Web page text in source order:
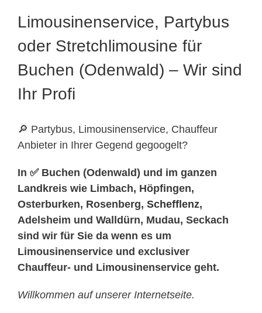
Limousinenservice, Partybus
oder Stretchlimousine für
Buchen (Odenwald) – Wir sind
Ihr Profi
🔎 Partybus, Limousinenservice, Chauffeur
Anbieter in Ihrer Gegend gegoogelt?
In ✅ Buchen (Odenwald) und im ganzen
Landkreis wie Limbach, Höpfingen,
Osterburken, Rosenberg, Schefflenz,
Adelsheim und Walldürn, Mudau, Seckach
sind wir für Sie da wenn es um
Limousinenservice und exclusiver
Chauffeur- und Limousinenservice geht.
Willkommen auf unserer Internetseite.